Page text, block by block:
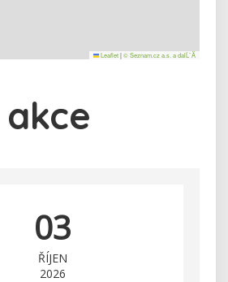
Leaflet|© Seznam.cz a.s. a dalĹˇĂ­
03
ŘÍJEN
2026